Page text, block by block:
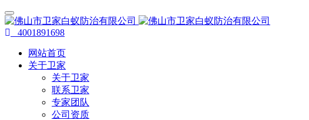
4001891698
网站首页
关于卫家
关于卫家
联系卫家
专家团队
公司资质